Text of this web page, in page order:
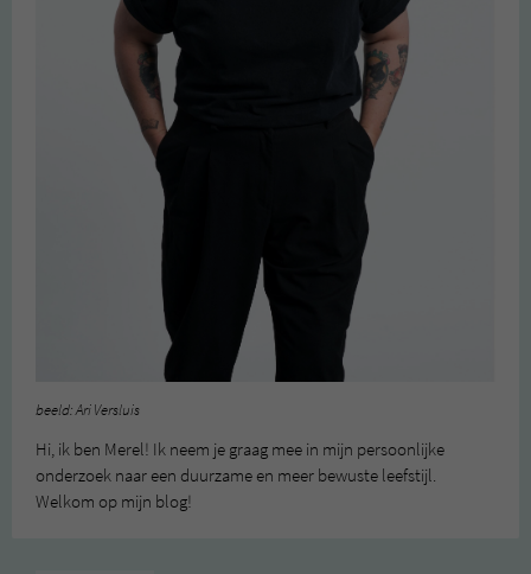
beeld: Ari Versluis
Hi, ik ben Merel! Ik neem je graag mee in mijn persoonlijke
onderzoek naar een duurzame en meer bewuste leefstijl.
Welkom op mijn blog!